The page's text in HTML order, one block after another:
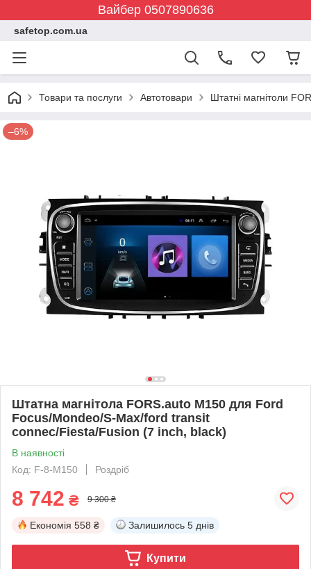
Вайбер 0507890636
safetop.com.ua
Товари та послуги Автотовари Штатні магнітоли
–6%
Штатна магнітола FORS.auto M150 для Ford
Focus/Mondeo/S-Max/ford transit
connec/Fiesta/Fusion (7 inch, black)
В наявності
Код: F-8-M150
Роздріб
8 742 ₴ 9 300 ₴
Економія 558 ₴ Залишилось 5 днів
Купити